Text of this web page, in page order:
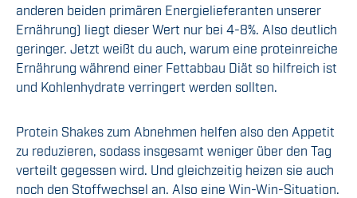
anderen beiden primären Energielieferanten unserer
Ernährung) liegt dieser Wert nur bei 4-8%. Also deutlich
geringer. Jetzt weißt du auch, warum eine proteinreiche
Ernährung während einer Fettabbau Diät so hilfreich ist
und Kohlenhydrate verringert werden sollten.
Protein Shakes zum Abnehmen helfen also den Appetit
zu reduzieren, sodass insgesamt weniger über den Tag
verteilt gegessen wird. Und gleichzeitig heizen sie auch
noch den Stoffwechsel an. Also eine Win-Win-Situation.